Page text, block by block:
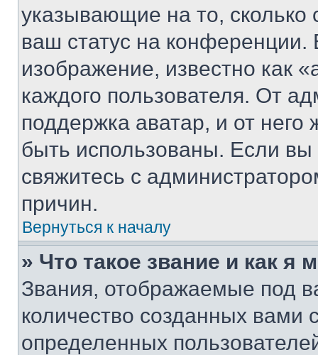
указывающие на то,
ваш статус на
изображение, известно как
каждого пользователя. От
поддержка аватар, и от него
быть использованы. Если
свяжитесь с
причин.
Вернуться к началу
» Что такое звание и как я
Звания, отображаемые под
количество созданных
определенных